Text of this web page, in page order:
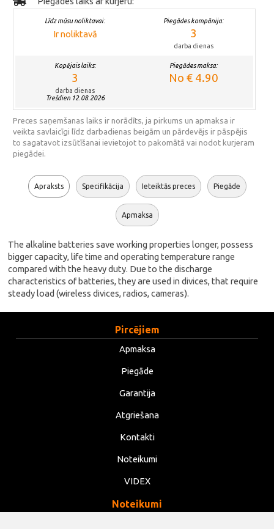
Līdz mūsu noliktavai:
Ir noliktavā
Piegādes kompānija:
3
darba dienas
Kopējais laiks:
3
darba dienas
Trešdien 12.08.2026
Piegādes maksa:
No € 4.90
Preces saņemšanas laiks ir norādīts, ja pirkums un apmaksa ir
veikta savlaicīgi līdz darbadienas beigām un pārdevējs ir pāspējis
to sagatavot izsūtīšanai ievietojot to pakomātā vai nodot kurjeram
piegādei.
Apraksts Specifikācija Ieteiktās preces Piegāde
Apmaksa
The alkaline batteries save working properties longer, possess
bigger capacity, life time and operating temperature range
compared with the heavy duty. Due to the discharge
characteristics of batteries, they are used in divices, that require
steady load (wireless divices, radios, cameras).
Pircējiem
Apmaksa
Piegāde
Garantija
Atgriešana
Kontakti
Noteikumi
VIDEX
Noteikumi